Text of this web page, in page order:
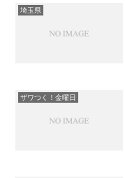
埼玉県
ザワつく！金曜日